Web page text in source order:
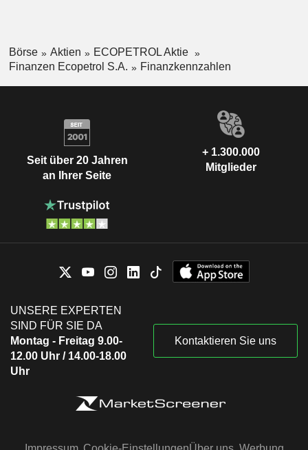
Börse Aktien
ECOPETROL Aktie
Finanzen Ecopetrol S.A.
Finanzkennzahlen
Seit über 20 Jahren
an Ihrer Seite
+ 1.300.000
Mitglieder
UNSERE EXPERTEN
SIND FÜR SIE DA
Montag - Freitag 9.00-
12.00 Uhr / 14.00-18.00
Uhr
Kontaktieren Sie uns